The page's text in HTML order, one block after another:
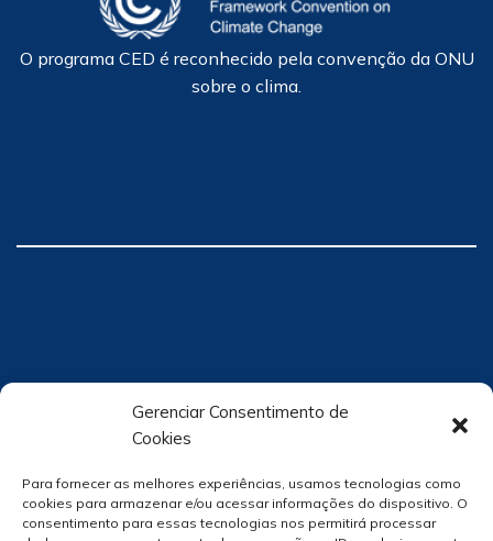
Gerenciar Consentimento de
Cookies
Para fornecer as melhores experiências, usamos tecnologias como
cookies para armazenar e/ou acessar informações do dispositivo. O
consentimento para essas tecnologias nos permitirá processar
O programa CED é reconhecido pela convenção da ONU
sobre o clima.